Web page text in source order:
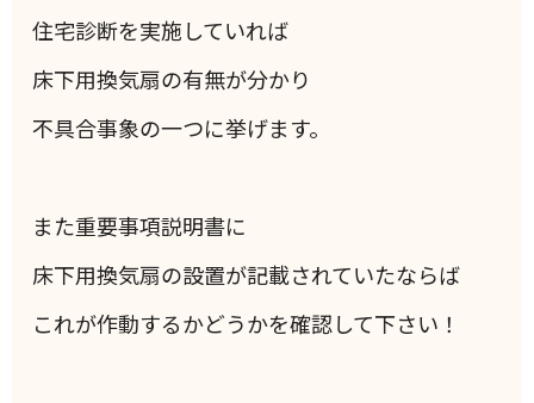
住宅診断を実施していれば
床下用換気扇の有無が分かり
不具合事象の一つに挙げます。
また重要事項説明書に
床下用換気扇の設置が記載されていたならば
これが作動するかどうかを確認して下さい！